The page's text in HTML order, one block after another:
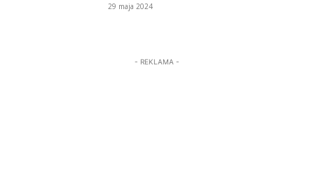
29 maja 2024
- REKLAMA -